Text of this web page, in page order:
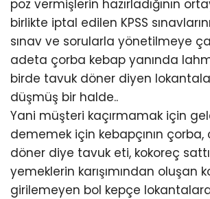
poz vermişlerin hazırladığının
birlikte iptal edilen KPSS
sınav ve sorularla yönetilmeye
adeta çorba kebap yanında
birde tavuk döner diyen
düşmüş bir halde..
Yani müşteri kaçırmamak için
dememek için kebapçının çorba,
döner diye tavuk eti, kokoreç
yemeklerin karışımından oluşan
girilemeyen bol kepçe